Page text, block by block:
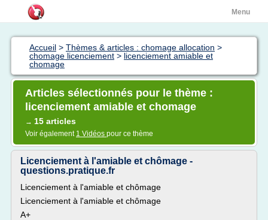
Menu
Accueil > Thèmes & articles : chomage allocation >
chomage licenciement > licenciement amiable et
chomage
Articles sélectionnés pour le thème :
licenciement amiable et chomage
→ 15 articles
Voir également 1 Vidéos pour ce thème
Licenciement à l'amiable et chômage -
questions.pratique.fr
Licenciement à l'amiable et chômage
Licenciement à l'amiable et chômage
A+